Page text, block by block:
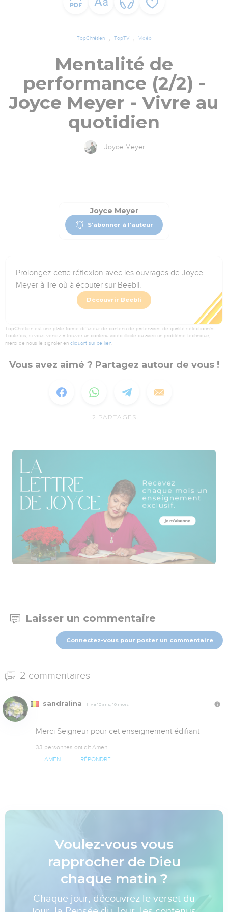
TopChrétien TopTV Vidéo
Mentalité de
performance (2/2) -
Joyce Meyer - Vivre au
quotidien
Joyce Meyer
Joyce Meyer
S'abonner à l'auteur
Prolongez cette réflexion avec les ouvrages de Joyce
Meyer à lire où à écouter sur Beebli.
Découvrir Beebli
TopChrétien est une plate-forme diffuseur de contenu de partenaires de qualité sélectionnés.
Toutefois, si vous veniez à trouver un contenu vidéo illicite ou avec un problème technique,
merci de nous le signaler en cliquant sur ce lien.
Vous avez aimé ? Partagez autour de vous !
2 PARTAGES
Laisser un commentaire
Connectez-vous pour poster un commentaire
2 commentaires
sandralina Il y a 10 ans, 10 mois
Merci Seigneur pour cet enseignement édifiant
33 personnes ont dit Amen
AMEN RÉPONDRE
Voulez-vous vous
rapprocher de Dieu
chaque matin ?
Chaque jour, découvrez le verset du